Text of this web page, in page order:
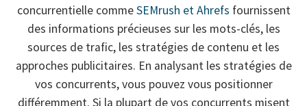
concurrentielle commeSEMrush et Ahrefs fournissent
des informations précieuses sur les mots-clés, les
sources de trafic, les stratégies de contenu et les
approches publicitaires. En analysant les stratégies de
vos concurrents, vous pouvez vous positionner
différemment. Si la plupart de vos concurrents misent